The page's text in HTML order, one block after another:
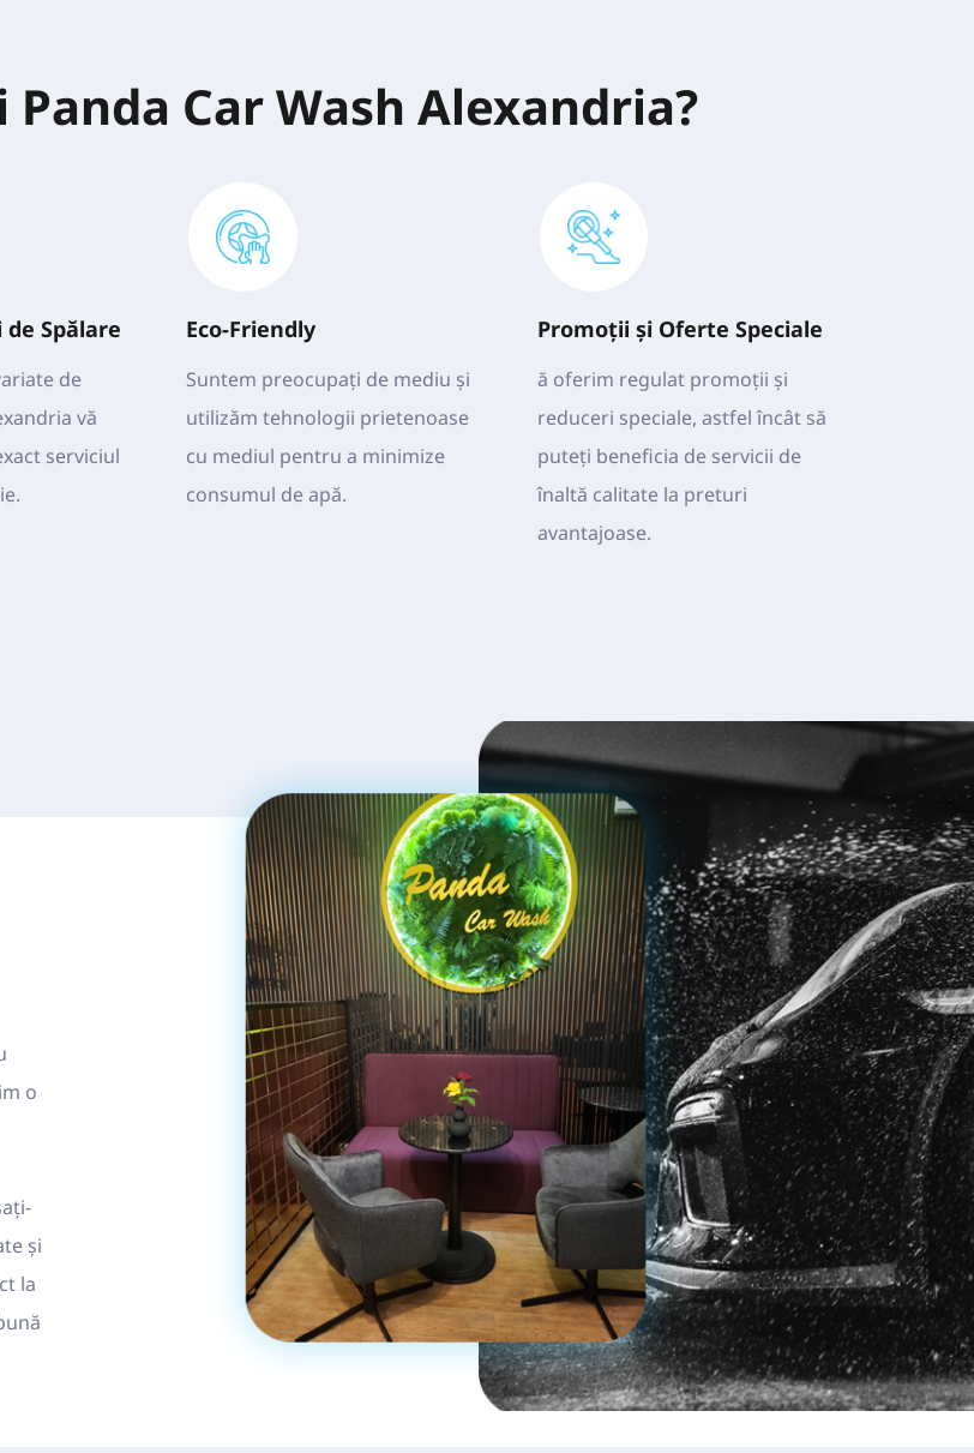
Panda Car Wash Alexandria?
Spălare
de
vă
serviciul
Eco-Friendly
Suntem preocupați de mediu și
utilizăm tehnologii prietenoase
cu mediul pentru a minimize
consumul de apă.
Promoții și Oferte Speciale
ă oferim regulat promoții și
reduceri speciale, astfel încât să
puteți beneficia de servicii de
înaltă calitate la preturi
avantajoase.
o
și
la